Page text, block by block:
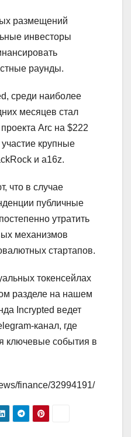
размещений
инвесторы
раунды.
среди наиболее
месяцев стал
Arc на $222
крупные
и a16z.
что в случае
публичные
утратить
механизмов
стартапов.
токенсейлах
разделе на нашем
Incrypted ведет
канал, где
ключевые события в
finance/32994191/